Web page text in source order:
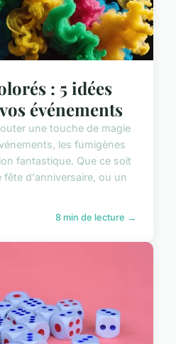
: 5 idées
événements
une touche de magie
les fumigènes
fantastique. Que ce soit
fête d'anniversaire, ou un
8 min de lecture →